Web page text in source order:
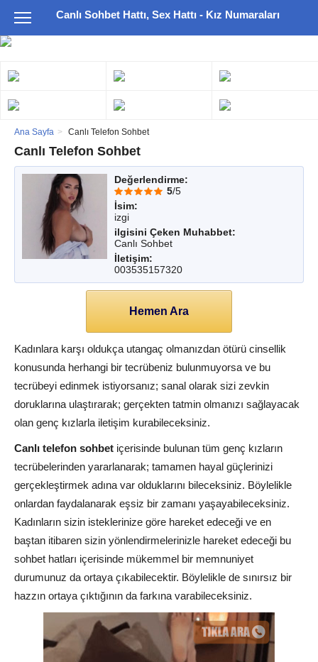
Canlı Sohbet Hattı, Sex Hattı - Kız Numaraları
Ana Sayfa Canlı Telefon Sohbet
Canlı Telefon Sohbet
Değerlendirme:
5/5
İsim:
izgi
ilgisini Çeken Muhabbet:
Canlı Sohbet
İletişim:
003535157320
Hemen Ara
Kadınlara karşı oldukça utangaç olmanızdan ötürü cinsellik
konusunda herhangi bir tecrübeniz bulunmuyorsa ve bu
tecrübeyi edinmek istiyorsanız; sanal olarak sizi zevkin
doruklarına ulaştırarak; gerçekten tatmin olmanızı sağlayacak
olan genç kızlarla iletişim kurabileceksiniz.
Canlı telefon sohbet içerisinde bulunan tüm genç kızların
tecrübelerinden yararlanarak; tamamen hayal güçlerinizi
gerçekleştirmek adına var olduklarını bileceksiniz. Böylelikle
onlardan faydalanarak eşsiz bir zamanı yaşayabileceksiniz.
Kadınların sizin isteklerinize göre hareket edeceği ve en
baştan itibaren sizin yönlendirmelerinizle hareket edeceği bu
sohbet hatları içerisinde mükemmel bir memnuniyet
durumunuz da ortaya çıkabilecektir. Böylelikle de sınırsız bir
hazzın ortaya çıktığının da farkına varabileceksiniz.